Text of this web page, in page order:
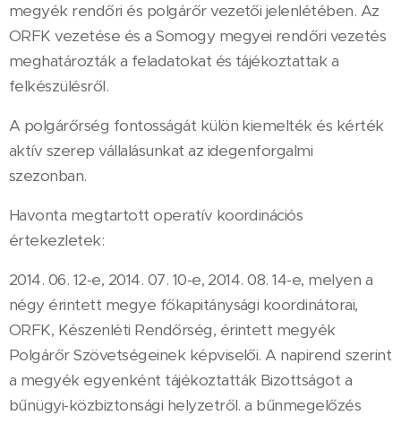
megyék rendőri és polgárőr vezetői jelenlétében. Az
ORFK vezetése és a Somogy megyei rendőri vezetés
meghatározták a feladatokat és tájékoztattak a
felkészülésről.
A polgárőrség fontosságát külön kiemelték és kérték
aktív szerep vállalásunkat az idegenforgalmi
szezonban.
Havonta megtartott operatív koordinációs
értekezletek:
2014. 06. 12-e, 2014. 07. 10-e, 2014. 08. 14-e, melyen a
négy érintett megye főkapitánysági koordinátorai,
ORFK, Készenléti Rendőrség, érintett megyék
Polgárőr Szövetségeinek képviselői. A napirend szerint
a megyék egyenként tájékoztatták Bizottságot a
bűnügyi-közbiztonsági helyzetről. a bűnmegelőzés